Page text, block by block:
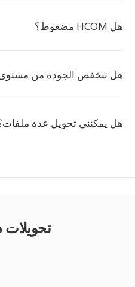
هل HCOM مضغوط؟
هل تنخفض الجودة من
هل يمكنني تحويل عدة